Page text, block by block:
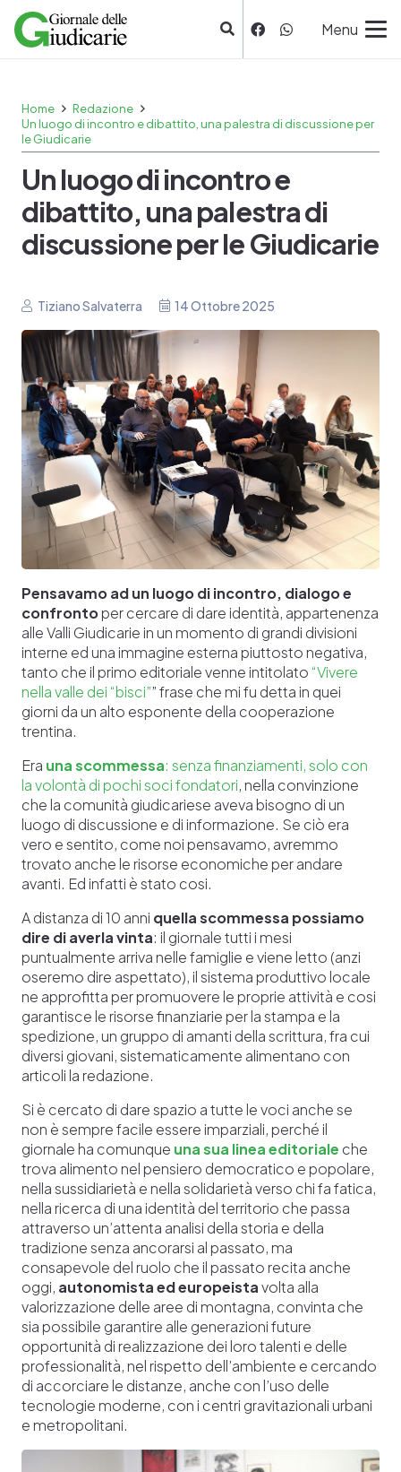
Menu
Home
Redazione
Un luogo di incontro e dibattito, una palestra di discussione per
le Giudicarie
Un luogo di incontro e
dibattito, una palestra di
discussione per le Giudicarie
Tiziano Salvaterra 14 Ottobre 2025
Pensavamo ad un luogo di incontro, dialogo e
confrontoper cercare di dare identità, appartenenza
alle Valli Giudicarie in un momento di grandi divisioni
interne ed una immagine esterna piuttosto negativa,
tanto che il primo editoriale venne intitolato “Vivere
nella valle dei “bisci”” frase che mi fu detta in quei
giorni da un alto esponente della cooperazione
trentina.
Era una scommessa: senza finanziamenti, solo con
la volontà di pochi soci fondatori, nella convinzione
che la comunità giudicariese aveva bisogno di un
luogo di discussione e di informazione. Se ciò era
vero e sentito, come noi pensavamo, avremmo
trovato anche le risorse economiche per andare
avanti. Ed infatti è stato cosi.
A distanza di 10 anni quella scommessa possiamo
dire di averla vinta: il giornale tutti i mesi
puntualmente arriva nelle famiglie e viene letto (anzi
oseremo dire aspettato), il sistema produttivo locale
ne approfitta per promuovere le proprie attività e cosi
garantisce le risorse finanziarie per la stampa e la
spedizione, un gruppo di amanti della scrittura, fra cui
diversi giovani, sistematicamente alimentano con
articoli la redazione.
Si è cercato di dare spazio a tutte le voci anche se
non è sempre facile essere imparziali, perché il
giornale ha comunque una sua linea editoriale che
trova alimento nel pensiero democratico e popolare,
nella sussidiarietà e nella solidarietà verso chi fa fatica,
nella ricerca di una identità del territorio che passa
attraverso un’attenta analisi della storia e della
tradizione senza ancorarsi al passato, ma
consapevole del ruolo che il passato recita anche
oggi, autonomista ed europeistavolta alla
valorizzazione delle aree di montagna, convinta che
sia possibile garantire alle generazioni future
opportunità di realizzazione dei loro talenti e delle
professionalità, nel rispetto dell’ambiente e cercando
di accorciare le distanze, anche con l’uso delle
tecnologie moderne, con i centri gravitazionali urbani
e metropolitani.